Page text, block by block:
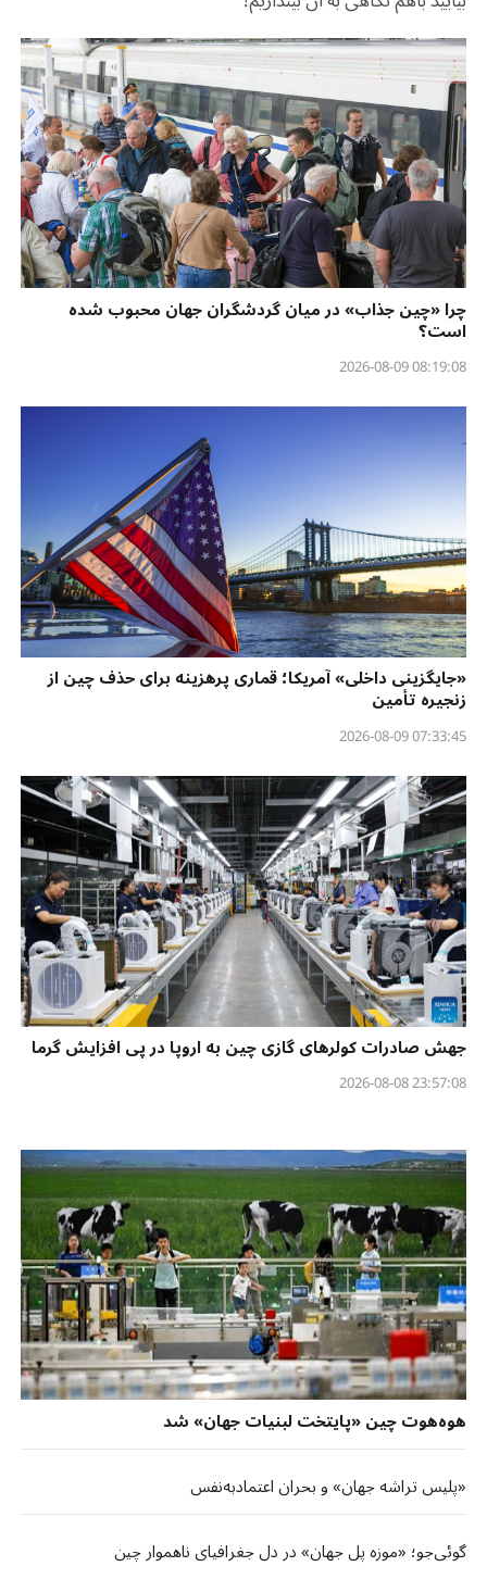
چرا «چین جذاب» در میان گردشگران جهان محبوب شده
است؟
08:19:08 2026-08-09
«جایگزینی داخلی» آمریکا؛ قماری پرهزینه برای حذف چین از
زنجیره تأمین
07:33:45 2026-08-09
جهش صادرات کولرهای گازی چین به اروپا در پی افزایش گرما
23:57:08 2026-08-08
هوه‌هوت چین «پایتخت لبنیات جهان» شد
«پلیس تراشه جهان» و بحران اعتمادبه‌نفس
گوئی‌جو؛ «موزه پل‌ جهان» در دل جغرافیای ناهموار چین